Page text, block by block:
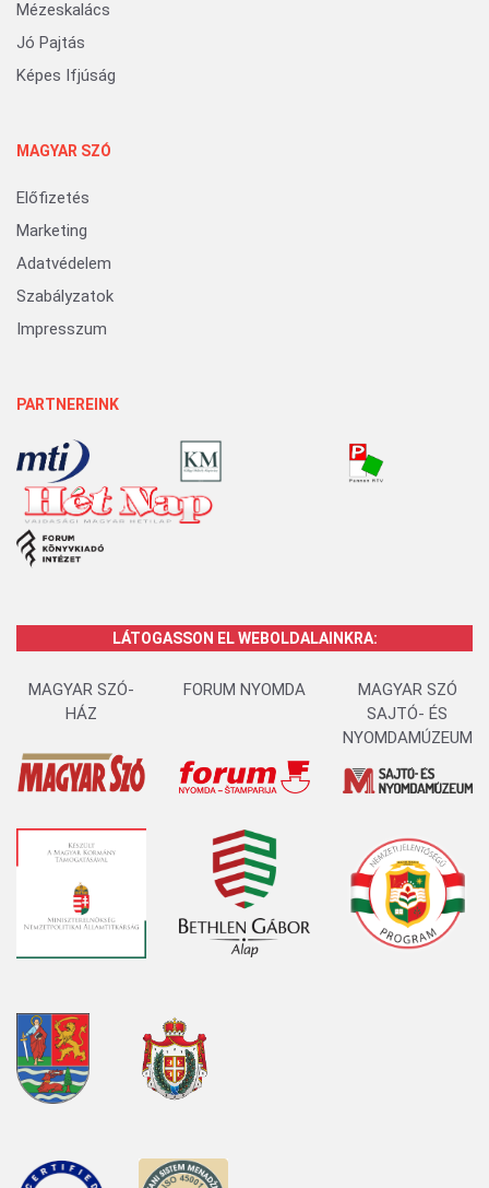
Mézeskalács
Jó Pajtás
Képes Ifjúság
MAGYAR SZÓ
Előfizetés
Marketing
Adatvédelem
Szabályzatok
Impresszum
PARTNEREINK
LÁTOGASSON EL WEBOLDALAINKRA:
MAGYAR SZÓ-
HÁZ
FORUM NYOMDA
MAGYAR SZÓ
SAJTÓ- ÉS
NYOMDAMÚZEUM